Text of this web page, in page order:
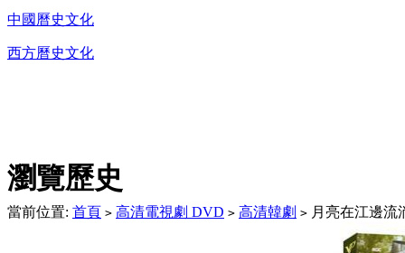
中國曆史文化
西方曆史文化
瀏覽歷史
當前位置: 首頁 > 高清電視劇 DVD > 高清韓劇 > 月亮在江邊流